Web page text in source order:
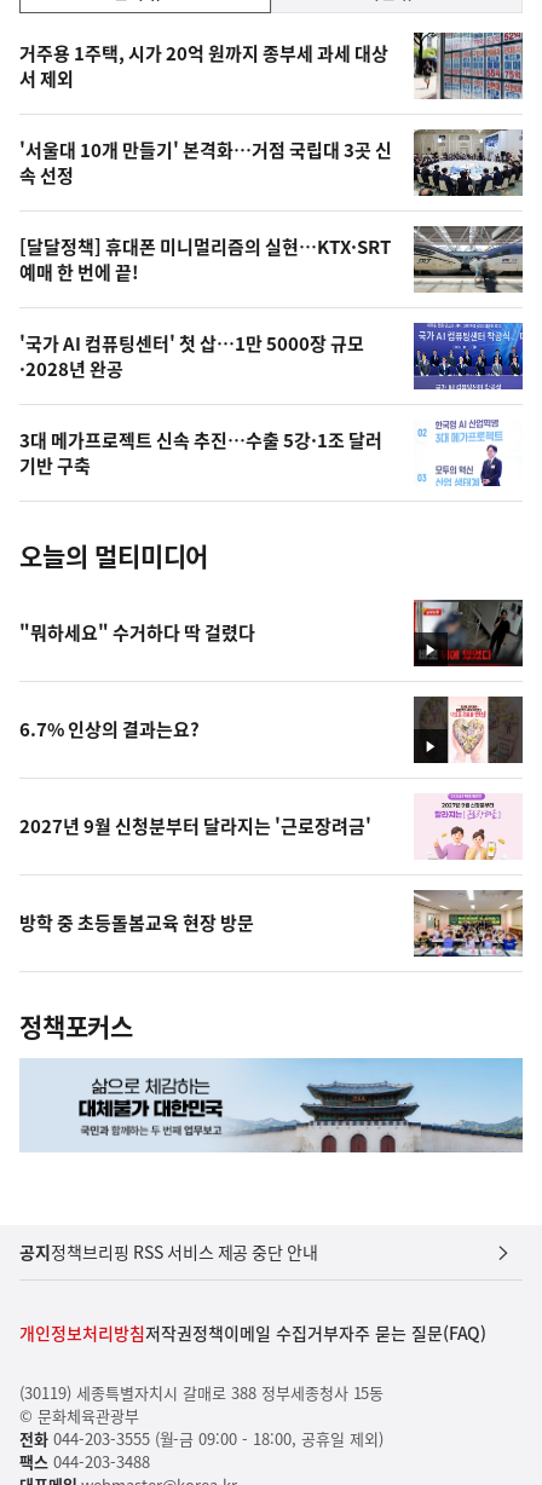
기,
최
신,
오
늘
의
영
상
오
늘
의
사
진
기
뉴
스
거주용 1주택, 시가 20억 원까지 종부세 과세 대상
서 제외
'서울대 10개 만들기' 본격화…거점 국립대 3곳 신
속 선정
[달달정책] 휴대폰 미니멀리즘의 실현…KTX·SRT
예매 한 번에 끝!
'국가 AI 컴퓨팅센터' 첫 삽…1만 5000장 규모
·2028년 완공
3대 메가프로젝트 신속 추진…수출 5강·1조 달러
기반 구축
오늘의 멀티미디어
영
상
"뭐하세요" 수거하다 딱 걸렸다
영
상
6.7% 인상의 결과는요?
2027년 9월 신청분부터 달라지는 '근로장려금'
방학 중 초등돌봄교육 현장 방문
정책포커스
공지정책브리핑 RSS 서비스 제공 중단 안내
개인정보처리방침저작권정책이메일 수집거부자주 묻는 질문(FAQ)
(30119) 세종특별자치시 갈매로 388 정부세종청사 15동
© 문화체육관광부
전화044-203-3555 (월-금 09:00 - 18:00, 공휴일 제외)
팩스044-203-3488